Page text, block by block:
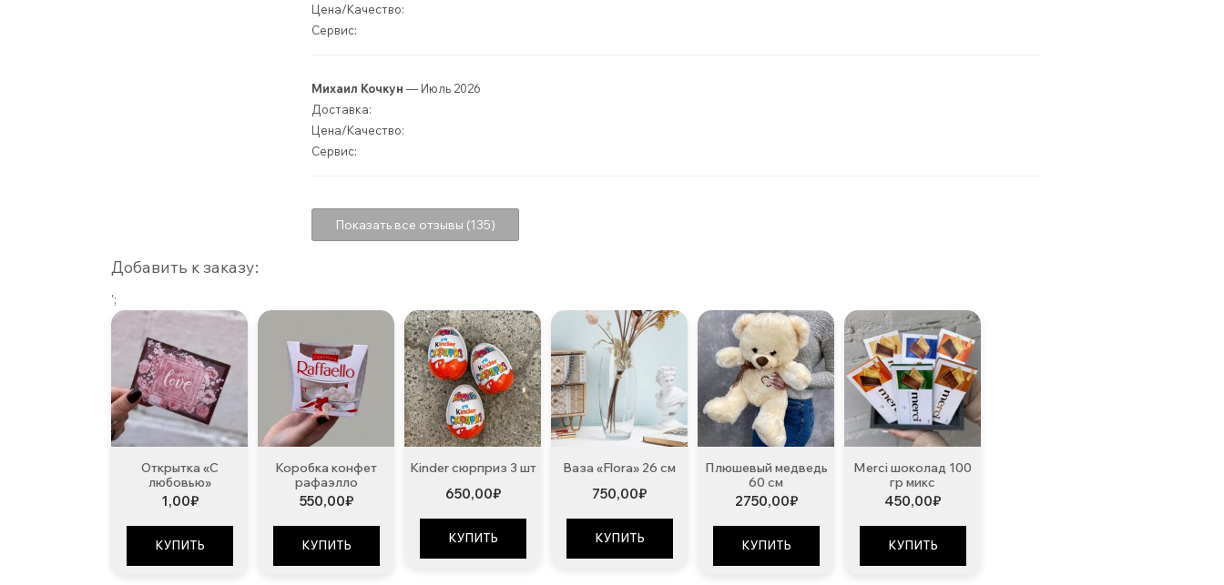
Цена/Качество:
Сервис:
Михаил Кочкун — Июль 2026
Доставка:
Цена/Качество:
Сервис:
Показать все отзывы (135)
Добавить к заказу:
';
Открытка «С
любовью»
1,00₽
КУПИТЬ
Коробка конфет
рафаэлло
550,00₽
КУПИТЬ
Kinder сюрприз 3 шт
650,00₽
КУПИТЬ
Ваза «Flora» 26 см
750,00₽
КУПИТЬ
Плюшевый медведь
60 см
2750,00₽
КУПИТЬ
Merci шоколад 100
гр микс
450,00₽
КУПИТЬ